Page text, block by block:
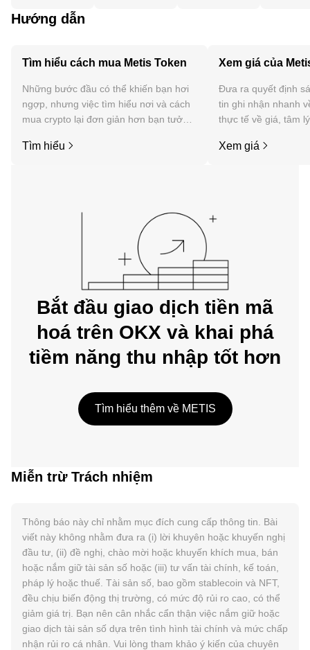
Hướng dẫn
Tìm hiểu cách mua Metis Token
Những bước đầu có thể khiến bạn hơi
ngợp, nhưng việc tìm hiểu nơi và cách
mua crypto lại đơn giản hơn bạn tưởng.
dụng di động OKX hoặc ngay tại đây
Tìm hiểu
Xem giá của
Đưa ra quyết định
tin ghi nhận nhanh
thực tế về giá, tâm
Xem giá
Bắt đầu giao dịch tiền mã
hoá trên OKX và khai phá
tiềm năng thu nhập tốt hơn
Tìm hiểu thêm về METIS
Miễn trừ Trách nhiệm
Thông báo này chỉ nhằm mục đích cung cấp thông tin. Bài
viết này không nhằm đưa ra (i) lời khuyên hoặc khuyến nghị
đầu tư, (ii) đề nghị, chào mời hoặc khuyến khích mua, bán
hoặc nắm giữ tài sản số hoặc (iii) tư vấn tài chính, kế toán,
pháp lý hoặc thuế. Tài sản số, bao gồm stablecoin và NFT,
đều chịu biến động thị trường, có mức độ rủi ro cao, có thể
giảm giá trị. Bạn nên cân nhắc cẩn thận việc nắm giữ hoặc
giao dịch tài sản số dựa trên tình hình tài chính và mức chấp
nhận rủi ro cá nhân. Vui lòng tham khảo ý kiến của chuyên